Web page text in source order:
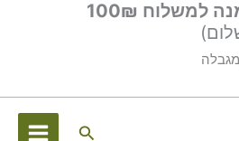
למשלוח 100₪
חיפוש